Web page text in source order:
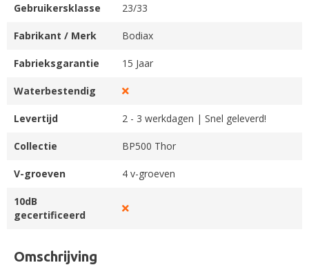
Gebruikersklasse 23/33
Fabrikant / Merk Bodiax
Fabrieksgarantie 15 Jaar
Waterbestendig
Levertijd 2 - 3 werkdagen | Snel geleverd!
Collectie BP500 Thor
V-groeven 4 v-groeven
10dB
gecertificeerd
Omschrijving